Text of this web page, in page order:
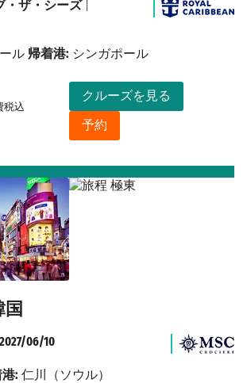
税込
クルーズを見る
予約
・ザ・シーズ|
ル 帰着港: シンガポール
国
2027/06/10
: 仁川（ソウル）